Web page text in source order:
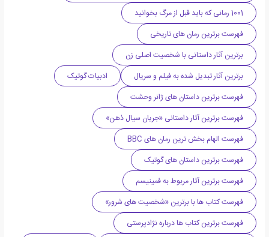
1001 رمانی که باید قبل از مرگ بخوانید
فهرست برترین رمان های تاریخی
برترین آثار داستانی با شخصیت اصلی زن
برترین آثار تبدیل شده به فیلم و سریال
ادبیات گوتیک
فهرست برترین داستان های ژانر وحشت
فهرست برترین آثار داستانی «جریان سیال ذهن»
فهرست الهام بخش ترین رمان های BBC
فهرست برترین داستان های گوتیک
فهرست برترین آثار مربوط به فمینیسم
فهرست کتاب ها با برترین «شخصیت های شرور»
فهرست برترین کتاب ها درباره نژادپرستی